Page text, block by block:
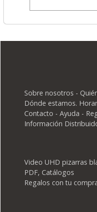
Sobre nosotros -
Dónde estamos.
Contacto - Ayuda -
Información
Video UHD pizarras
PDF, Catálogos
Regalos con tu